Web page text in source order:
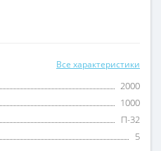
Все характеристики
2000
1000
П-32
5